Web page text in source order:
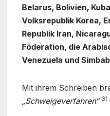
Belarus, Bolivien,
Volksrepublik Korea,
Republik Iran,
Föderation, die
Venezuela und
Mit ihrem Schreiben
„Schweigeverfahren“ 31